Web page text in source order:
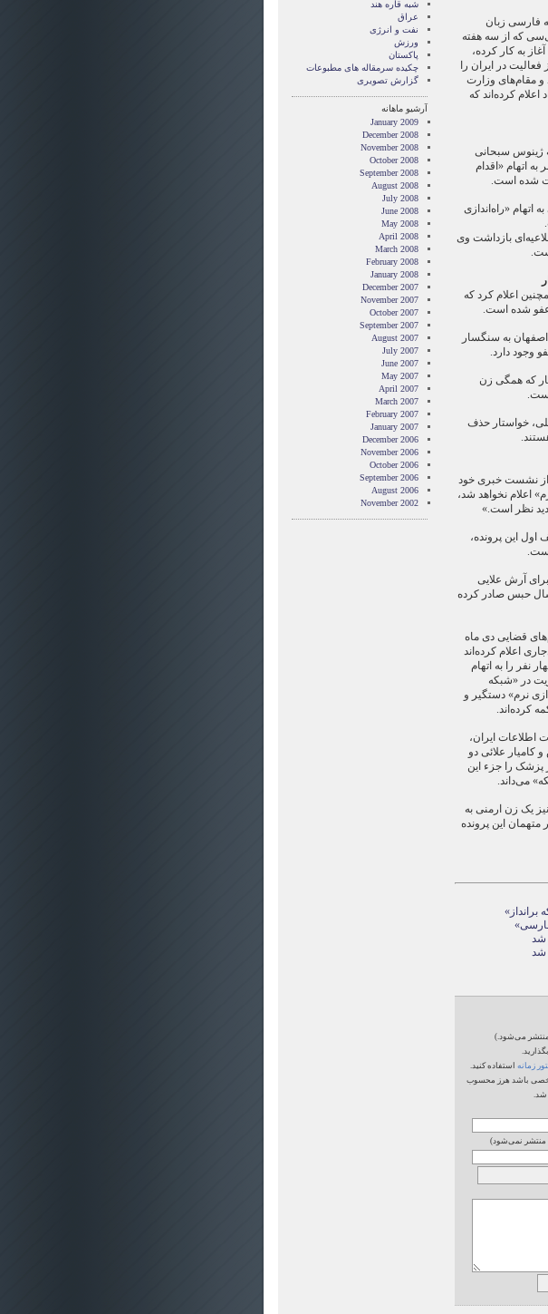
فارسی زبان
که از سه هفته
به کار کرده،
فعالیت در ایران را
و مقام‌‌های وزارت
اعلام کرده‌اند که
ژینوس سبحانی
اتهام «اقدام
شده است.
اتهام «راه‌اندازی
بازداشت وی
اعلام کرد که
عفو شده است.
به سنگسار
وجود دارد.
که همگی زن
است.
خواستار حذف
نشست خبری خود
اعلام نخواهد شد،
نظر است.»
اول این پرونده،
آرش علایی
حبس صادر کرده
قضایی دی ماه
اعلام کرده‌اند
نفر را به اتهام
در «شبکه
نرم» دستگیر و
کرده‌اند.
اطلاعات ایران،
کامیار علائی دو
پزشک را جزء این
می‌داند.
یک زن ارمنی به
را از دیگر متهمان این پرونده
شد
شد
منتشر می‌شود.)
زمانه استفاده کنید.
شخصی باشد هرز محسوب
شد.
منتشر نمی‌شود)
شبه قاره هند
عراق
نفت و انرژی
ورزش
پاکستان
چکیده سرمقاله های مطبوعات
گزارش تصويری
آرشیو ماهانه
January 2009
December 2008
November 2008
October 2008
September 2008
August 2008
July 2008
June 2008
May 2008
April 2008
March 2008
February 2008
January 2008
December 2007
November 2007
October 2007
September 2007
August 2007
July 2007
June 2007
May 2007
April 2007
March 2007
February 2007
January 2007
December 2006
November 2006
October 2006
September 2006
August 2006
November 2002